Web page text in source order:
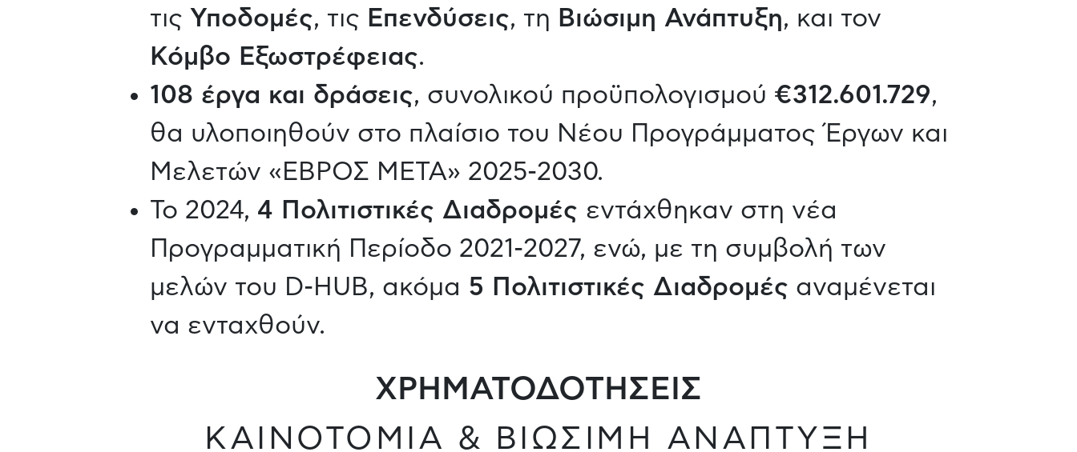
τις Υποδομές, τις Επενδύσεις, τη Βιώσιμη Ανάπτυξη, και τον
Κόμβο Εξωστρέφειας.
108 έργα και δράσεις, συνολικού προϋπολογισμού €312.601.729,
θα υλοποιηθούν στο πλαίσιο του Νέου Προγράμματος Έργων και
Μελετών «ΕΒΡΟΣ ΜΕΤΑ» 2025-2030.
Το 2024, 4 Πολιτιστικές Διαδρομές εντάχθηκαν στη νέα
Προγραμματική Περίοδο 2021-2027, ενώ, με τη συμβολή των
μελών του D-HUB, ακόμα 5 Πολιτιστικές Διαδρομές αναμένεται
να ενταχθούν.
ΧΡΗΜΑΤΟΔΟΤΗΣΕΙΣ
ΚΑΙΝΟΤΟΜΙΑ & ΒΙΩΣΙΜΗ ΑΝΑΠΤΥΞΗ